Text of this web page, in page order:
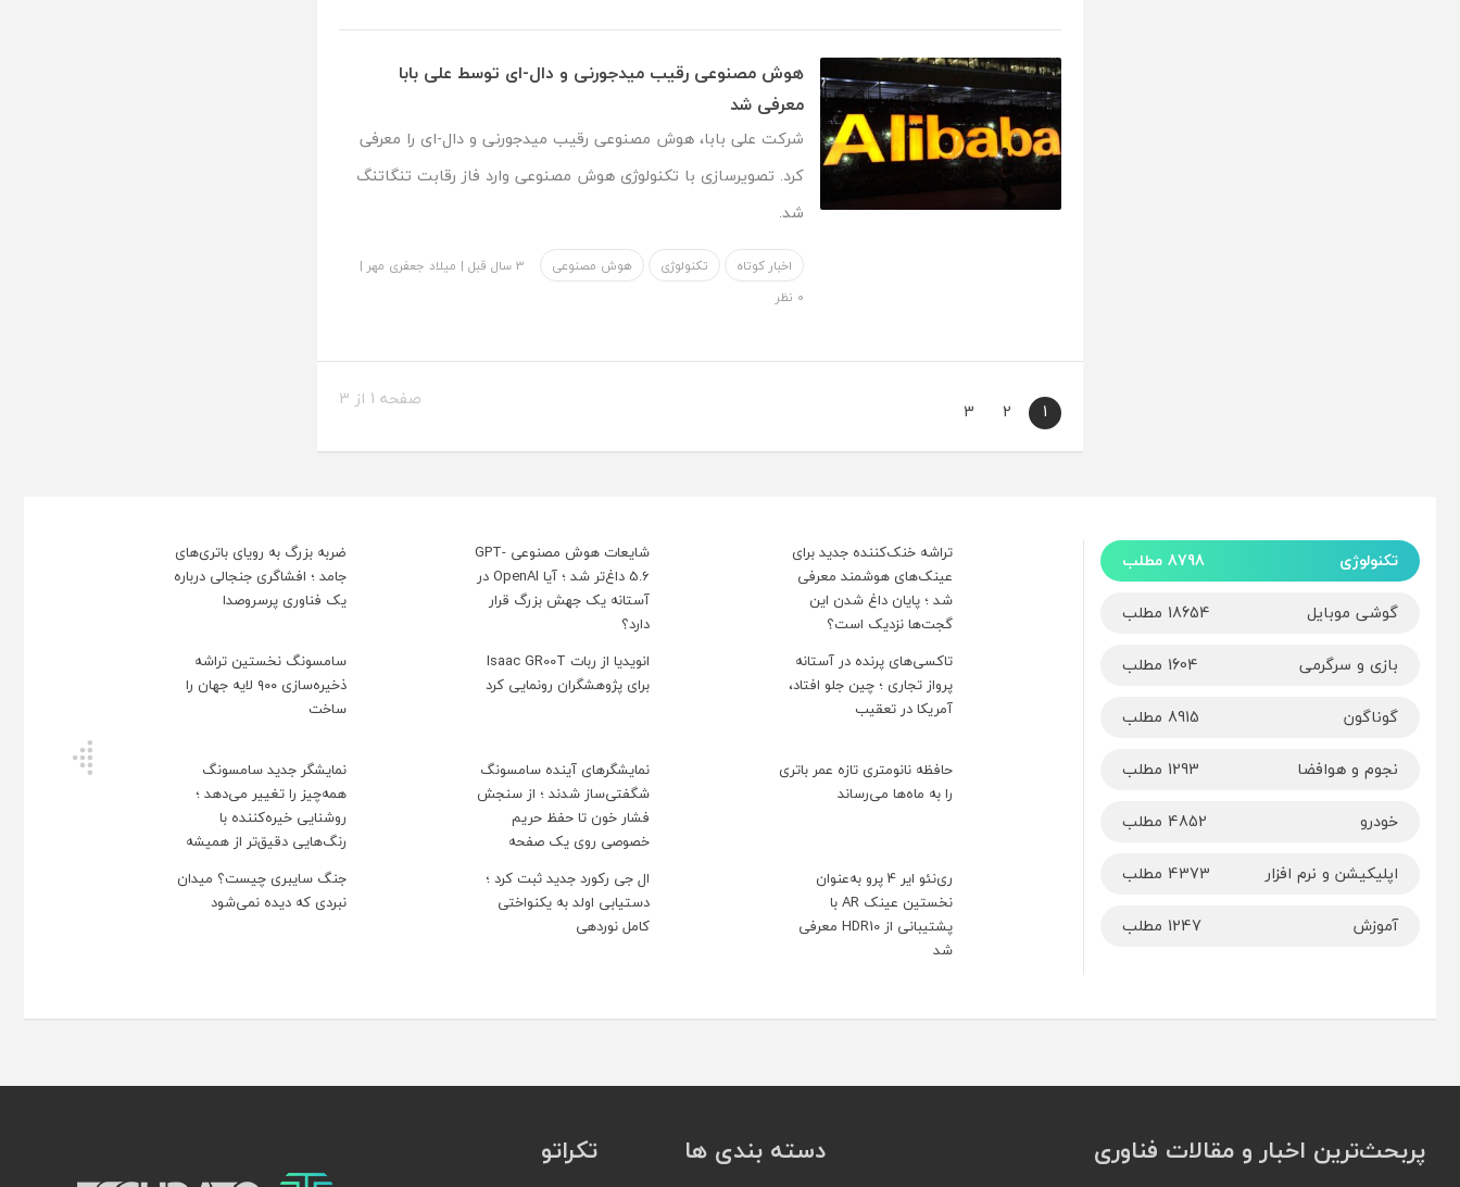
هوش مصنوعی رقیب میدجورنی و دال-ای توسط علی بابا
معرفی شد
شرکت علی بابا، هوش مصنوعی رقیب میدجورنی و دال-ای را معرفی
کرد. تصویرسازی با تکنولوژی هوش مصنوعی وارد فاز رقابت تنگاتنگ
شد.
اخبار کوتاه تکنولوژی هوش مصنوعی 3 سال قبل | میلاد جعفری مهر |
۰ نظر
1
2
3 صفحه 1 از 3
تکنولوژی
8798 مطلب
گوشی موبایل
18654 مطلب
بازی و سرگرمی
1604 مطلب
گوناگون
8915 مطلب
نجوم و هوافضا
1293 مطلب
خودرو
4852 مطلب
اپلیکیشن و نرم افزار
4373 مطلب
آموزش
1247 مطلب
تراشه خنک‌کننده جدید برای
عینک‌های هوشمند معرفی
شد ؛ پایان داغ شدن این
گجت‌ها نزدیک است؟
شایعات هوش مصنوعی GPT-
5.6 داغ‌تر شد ؛ آیا OpenAI در
آستانه یک جهش بزرگ قرار
دارد؟
ضربه بزرگ به رویای باتری‌های
جامد ؛ افشاگری جنجالی درباره
یک فناوری پرسر‌وصدا
تاکسی‌های پرنده در آستانه
پرواز تجاری ؛ چین جلو افتاد،
آمریکا در تعقیب
انویدیا از ربات Isaac GR00T
برای پژوهشگران رونمایی کرد
سامسونگ نخستین تراشه
ذخیره‌سازی ۹۰۰ لایه جهان را
ساخت
حافظه نانومتری تازه عمر باتری
را به ماه‌ها می‌رساند
نمایشگرهای آینده سامسونگ
شگفتی‌ساز شدند ؛ از سنجش
فشار خون تا حفظ حریم
خصوصی روی یک صفحه
نمایشگر جدید سامسونگ
همه‌چیز را تغییر می‌دهد ؛
روشنایی خیره‌کننده با
رنگ‌هایی دقیق‌تر از همیشه
ری‌نئو ایر 4 پرو به‌عنوان
نخستین عینک AR با
پشتیبانی از HDR10 معرفی
شد
ال جی رکورد جدید ثبت کرد ؛
دستیابی اولد به یکنواختی
کامل نوردهی
جنگ سایبری چیست؟ میدان
نبردی که دیده نمی‌شود
پربحث‌ترین اخبار و مقالات فناوری دسته بندی ها تکراتو